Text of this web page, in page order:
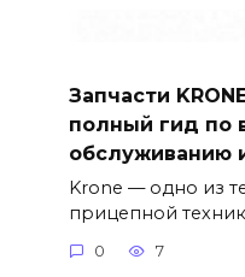
Запчасти
полный гид по
обслуживанию
Krone — одно из
прицепной
0 7